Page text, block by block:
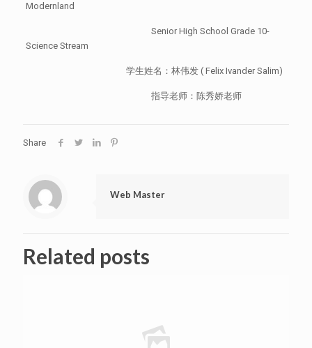
Modernland
Senior High School Grade 10-
Science Stream
学生姓名：林伟发 ( Felix Ivander Salim)
指导老师：陈秀娇老师
Share
Web Master
Related posts